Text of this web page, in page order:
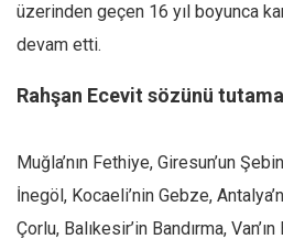
Yusuf Armağan
Hasanali Yıldırım
Leyla Şerif Emin
Mehmet Ali Tekin
Abir E. Nahas
Amina S. Jenenkovic
üzerinden geçen 16 yıl boyunca
devam etti.
Rahşan Ecevit sözünü
Muğla’nın Fethiye, Giresun’un
İnegöl, Kocaeli’nin Gebze,
Çorlu, Balıkesir’in Bandırma,